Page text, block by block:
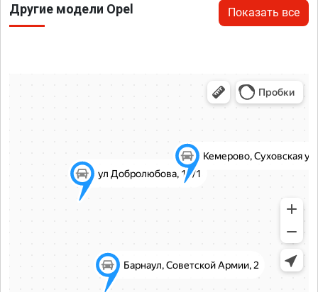
Другие модели Opel Показать все